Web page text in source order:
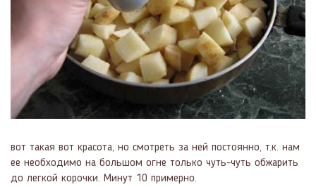
вот такая вот красота, но смотреть за ней постоянно, т.к. нам
ее необходимо на большом огне только чуть-чуть обжарить
до легкой корочки. Минут 10 примерно.